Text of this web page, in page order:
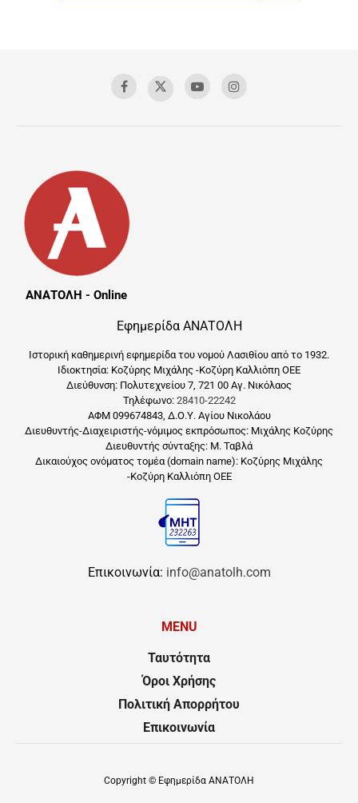
ΑΝΑΤΟΛΗ - Online
Εφημερίδα ΑΝΑΤΟΛΗ
Ιστορική καθημερινή εφημερίδα του νομού Λασιθίου από το 1932.
Ιδιοκτησία: Κοζύρης Μιχάλης -Κοζύρη Καλλιόπη ΟΕΕ
Διεύθυνση: Πολυτεχνείου 7, 721 00 Αγ. Νικόλαος
Τηλέφωνο: 28410-22242
ΑΦΜ 099674843, Δ.Ο.Υ. Αγίου Νικολάου
Διευθυντής-Διαχειριστής-νόμιμος εκπρόσωπος: Μιχάλης Κοζύρης
Διευθυντής σύνταξης: Μ. Ταβλά
Δικαιούχος ονόματος τομέα (domain name): Κοζύρης Μιχάλης
-Κοζύρη Καλλιόπη ΟΕΕ
Επικοινωνία: info@anatolh.com
MENU
Ταυτότητα
Όροι Χρήσης
Πολιτική Απορρήτου
Επικοινωνία
Copyright © Εφημερίδα ΑΝΑΤΟΛΗ